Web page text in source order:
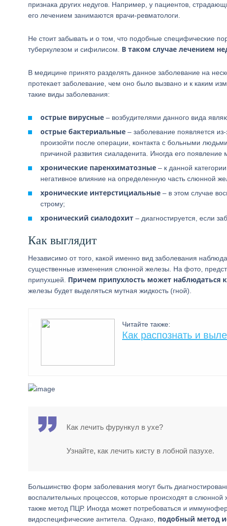
признака других недугов. Например, у пациентов,
его лечением занимаются врачи-ревматологи.
Не стоит забывать и о том, что подобные специфические
туберкулезом и сифилисом. В таком случае лечением
В медицине принято разделять данное заболевание на
протекает заболевание, чем оно было вызвано и к каким
такие виды заболевания:
острые вирусные – возбудителями данного вида
острые бактериальные – заболевание появляется
произойти после операции, контакта с больными
причиной развития сиаладенита. Иногда его
хронические паренхиматозные – к данной
негативное влияние на определенную часть слюнной
хронические интерстициальные – в этом случае
строму;
хронический сиалодохит – диагностируется, если
Как выглядит
Независимо от того, какой именно вид заболевания
существенные изменения слюнной железы. На фото,
припухшей. Причем припухлость может наблюдаться
железы будет выделяться мутная жидкость (гной).
Читайте также:
Как распознать и
Как лечить фурункул в ухе?
Узнайте, как лечить кисту в лобной пазухе.
Большинство форм заболевания могут быть
воспалительных процессов, которые происходят в
также метод ПЦР. Иногда может потребоваться и
видоспецифические антитела. Однако, подобный метод